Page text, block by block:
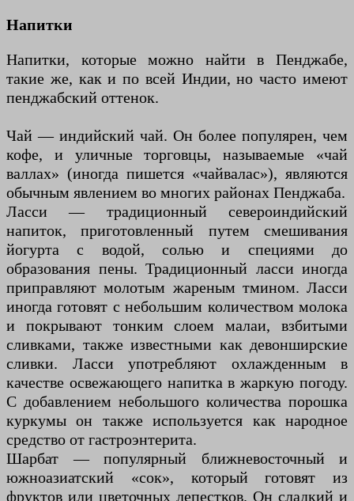
Напитки
Напитки, которые можно найти в Пенджабе,
такие же, как и по всей Индии, но часто имеют
пенджабский оттенок.
Чай — индийский чай. Он более популярен, чем
кофе, и уличные торговцы, называемые «чай
валлах» (иногда пишется «чайвалас»), являются
обычным явлением во многих районах Пенджаба.
Ласси — традиционный североиндийский
напиток, приготовленный путем смешивания
йогурта с водой, солью и специями до
образования пены. Традиционный ласси иногда
приправляют молотым жареным тмином. Ласси
иногда готовят с небольшим количеством молока
и покрывают тонким слоем малаи, взбитыми
сливками, также известными как девонширские
сливки. Ласси употребляют охлажденным в
качестве освежающего напитка в жаркую погоду.
С добавлением небольшого количества порошка
куркумы он также используется как народное
средство от гастроэнтерита.
Шарбат — популярный ближневосточный и
южноазиатский «сок», который готовят из
фруктов или цветочных лепестков. Он сладкий и